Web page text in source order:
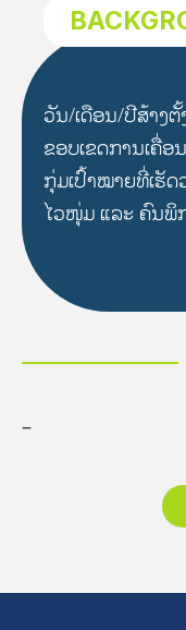
ວັນ/ເດືອນ/ປີສ້າງຕັ້
ຂອບເຂດການເຄື່ອ
ກຸ່ມເປົ້າໝາຍທີ່ເຮັດ
ໄວໜຸ່ມ ແລະ ຄົນພິ
–